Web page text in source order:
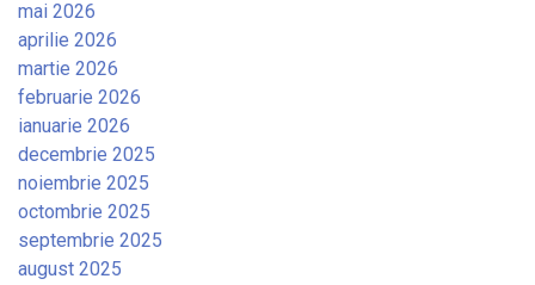
mai 2026
aprilie 2026
martie 2026
februarie 2026
ianuarie 2026
decembrie 2025
noiembrie 2025
octombrie 2025
septembrie 2025
august 2025